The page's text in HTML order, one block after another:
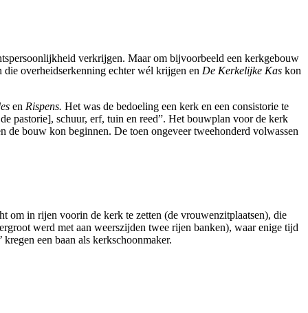
verkrijgen. Maar om bijvoorbeeld een kerkgebouw
overheidserkenning echter wél krijgen en De Kerkelijke Kas kon
en Rispens. Het was de bedoeling een kerk en een consistorie te
pastorie], schuur, erf, tuin en reed”. Het bouwplan voor de kerk
de bouw kon beginnen. De toen ongeveer tweehonderd volwassen
om in rijen voorin de kerk te zetten (de vrouwenzitplaatsen), die
werd met aan weerszijden twee rijen banken), waar enige tijd
een baan als kerkschoonmaker.